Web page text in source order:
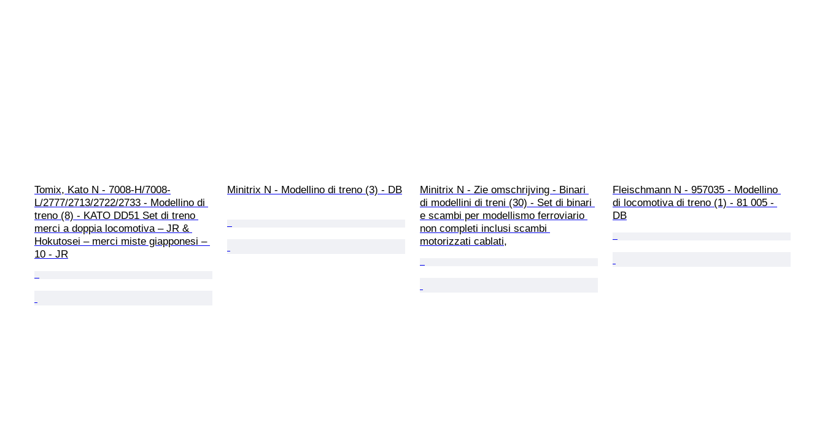
Tomix, Kato N - 7008-H/7008-
L/2777/2713/2722/2733 - Modellino di
treno (8) - KATO DD51 Set di treno
merci a doppia locomotiva – JR &
Hokutosei – merci miste giapponesi –
10 - JR
Minitrix N - Modellino di treno (3) - DB
Minitrix N - Zie omschrijving - Binari
di modellini di treni (30) - Set di binari
e scambi per modellismo ferroviario
non completi inclusi scambi
motorizzati cablati,
Fleischmann N - 957035 - Modellino
di locomotiva di treno (1) - 81 005 -
DB